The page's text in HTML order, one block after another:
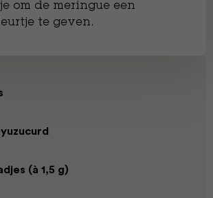
om de meringue een
te geven.
(à 1,5 g)